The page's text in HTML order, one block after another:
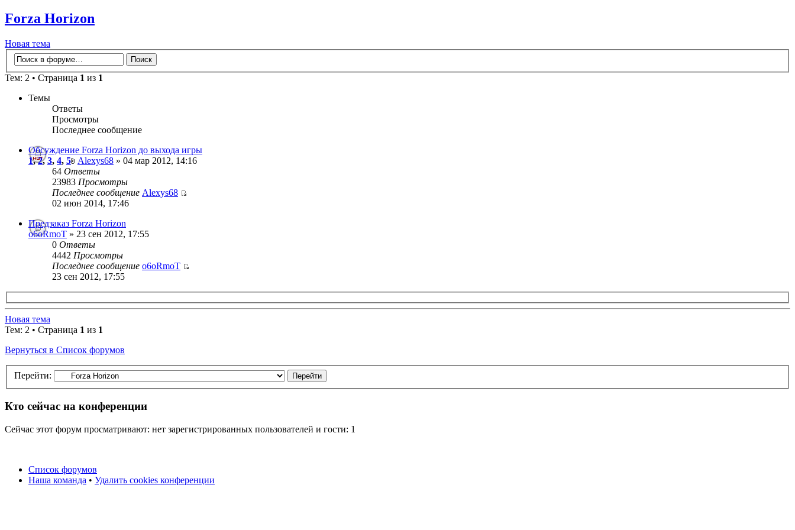
Forza Horizon
Новая тема
Тем: 2 • Страница 1 из 1
Темы
Ответы
Просмотры
Последнее сообщение
Обсуждение Forza Horizon до выхода игры
1,2,3, 4, 5 Alexys68 » 04 мар 2012, 14:16
64 Ответы
23983 Просмотры
Последнее сообщение Alexys68
02 июн 2014, 17:46
Предзаказ Forza Horizon
o6oRmoT » 23 сен 2012, 17:55
0 Ответы
4442 Просмотры
Последнее сообщение o6oRmoT
23 сен 2012, 17:55
Новая тема
Тем: 2 • Страница 1 из 1
Вернуться в Список форумов
Перейти:
Кто сейчас на конференции
Сейчас этот форум просматривают: нет зарегистрированных пользователей и гости: 1
Список форумов
Наша команда • Удалить cookies конференции